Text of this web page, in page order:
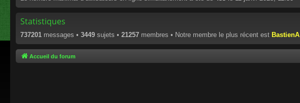
Statistiques
737201 messages • 3449 sujets • 21257 membres • Notre membre le plus récent est BastienA
Accueil du forum